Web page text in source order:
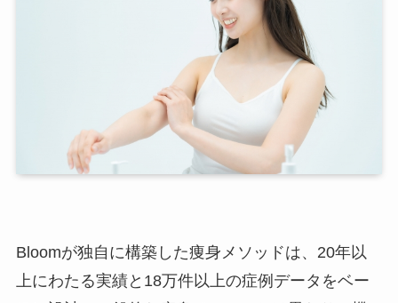
Bloomが独自に構築した痩身メソッドは、20年以
上にわたる実績と18万件以上の症例データをベー